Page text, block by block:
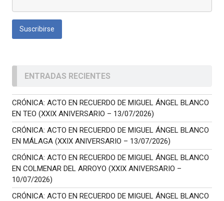
ENTRADAS RECIENTES
CRÓNICA: ACTO EN RECUERDO DE MIGUEL ÁNGEL BLANCO
EN TEO (XXIX ANIVERSARIO – 13/07/2026)
CRÓNICA: ACTO EN RECUERDO DE MIGUEL ÁNGEL BLANCO
EN MÁLAGA (XXIX ANIVERSARIO – 13/07/2026)
CRÓNICA: ACTO EN RECUERDO DE MIGUEL ÁNGEL BLANCO
EN COLMENAR DEL ARROYO (XXIX ANIVERSARIO –
10/07/2026)
CRÓNICA: ACTO EN RECUERDO DE MIGUEL ÁNGEL BLANCO